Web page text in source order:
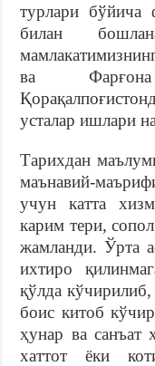
турлари бўйича
билан
ва
усталар ишлари
Тарихдан
маънавий-
учун катта
карим тери,
жамланди. Ўрта
ихтиро
қўлда
боис китоб
ҳунар ва санъат
хаттот ёки